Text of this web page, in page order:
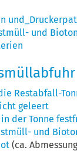
und
Restabfall-
geleert
der Tonne
und
(ca.